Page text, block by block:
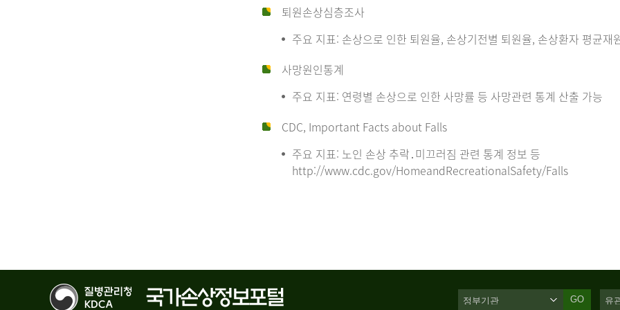
퇴원손상심층조사
주요 지표: 손상으로 인한 퇴원율, 손상기전별 퇴원율, 손상환자 평균재
사망원인통계
주요 지표: 연령별 손상으로 인한 사망률 등 사망관련 통계 산출 가능
CDC, Important Facts about Falls
주요 지표: 노인 손상 추락․미끄러짐 관련 통계 정보 등
http://www.cdc.gov/HomeandRecreationalSafety/Falls
GO